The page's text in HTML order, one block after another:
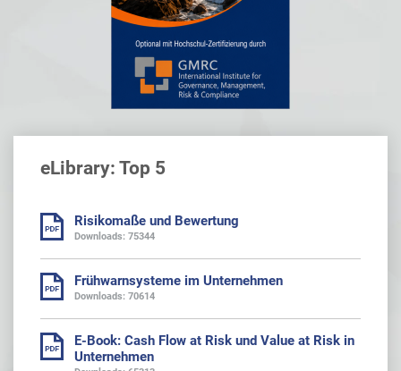
eLibrary: Top 5
Risikomaße und Bewertung
Downloads: 75344
Frühwarnsysteme im Unternehmen
Downloads: 70614
E-Book: Cash Flow at Risk und Value at Risk in
Unternehmen